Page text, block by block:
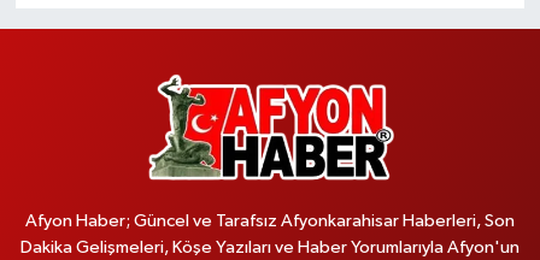
Afyon Haber; Güncel ve Tarafsız Afyonkarahisar Haberleri, Son
Dakika Gelişmeleri, Köşe Yazıları ve Haber Yorumlarıyla Afyon'un